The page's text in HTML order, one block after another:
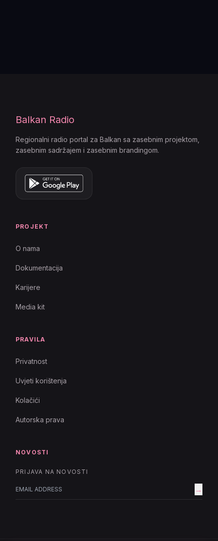
Balkan Radio
Regionalni radio portal za Balkan sa zasebnim projektom,
zasebnim sadržajem i zasebnim brandingom.
PROJEKT
O nama
Dokumentacija
Karijere
Media kit
PRAVILA
Privatnost
Uvjeti korištenja
Kolačići
Autorska prava
NOVOSTI
PRIJAVA NA NOVOSTI
→